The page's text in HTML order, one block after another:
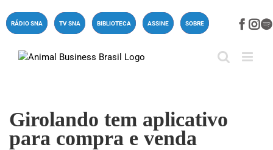
paraRÁDIO SNA TV SNA BIBLIOTECA ASSINE SOBRE
Girolando tem aplicativo
para compra e venda